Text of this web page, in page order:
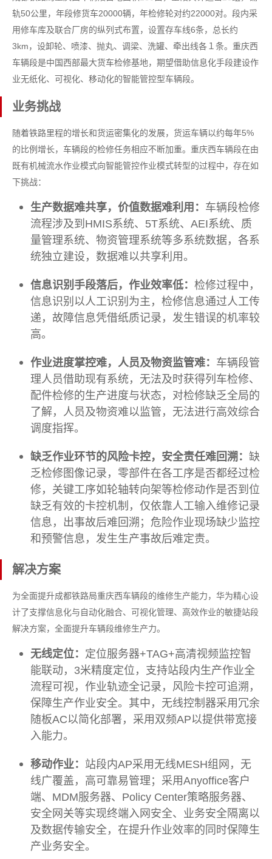
轨50公里，年段修货车20000辆，年检修轮对约22000对。段内采
用修车库及联合厂房的纵列式布置，设置存车线6条，总长约
3km，设卸轮、喷漆、抛丸、调梁、洗罐、牵出线各１条。重庆西
车辆段是中国西部最大货车检修基地，期望借助信息化手段建设作
业无纸化、可视化、移动化的智能管控型车辆段。
业务挑战
随着铁路里程的增长和货运密集化的发展，货运车辆以约每年5%
的比例增长，车辆段的检修任务相应不断加重。重庆西车辆段在由
既有机械流水作业模式向智能管控作业模式转型的过程中，存在如
下挑战：
生产数据难共享，价值数据难利用： 车辆段检修
流程涉及到HMIS系统、5T系统、AEI系统、质
量管理系统、物资管理系统等多系统数据，各系
统独立建设，数据难以共享利用。
信息识别手段落后，作业效率低： 检修过程中，
信息识别以人工识别为主，检修信息通过人工传
递，故障信息凭借纸质记录，发生错误的机率较
高。
作业进度掌控难，人员及物资监管难： 车辆段管
理人员借助现有系统，无法及时获得列车检修、
配件检修的生产进度与状态，对检修缺乏全局的
了解，人员及物资难以监管，无法进行高效综合
调度指挥。
缺乏作业环节的风险卡控，安全责任难回溯： 缺
乏检修图像记录，零部件在各工序是否都经过检
修，关键工序如轮轴转向架等检修动作是否到位
缺乏有效的卡控机制，仅依靠人工输入维修记录
信息，出事故后难回溯；危险作业现场缺少监控
和预警信息，发生生产事故后难定责。
解决方案
为全面提升成都铁路局重庆西车辆段的维修生产能力，华为精心设
计了支撑信息化与自动化融合、可视化管理、高效作业的敏捷站段
解决方案，全面提升车辆段维修生产力。
无线定位： 定位服务器+TAG+高清视频监控智
能联动，3米精度定位，支持站段内生产作业全
流程可视，作业轨迹全记录，风险卡控可追溯，
保障生产作业安全。其中，无线控制器采用冗余
随板AC以简化部署，采用双频AP以提供带宽接
入能力。
移动作业： 站段内AP采用无线MESH组网，无
线广覆盖，高可靠易管理；采用Anyoffice客户
端、MDM服务器、Policy Center策略服务器、
安全网关等实现终端入网安全、业务安全隔离以
及数据传输安全，在提升作业效率的同时保障生
产业务安全。